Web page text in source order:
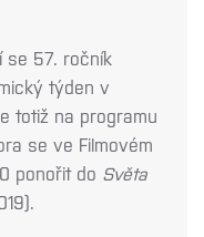
se 57. ročník
týden v
totiž na programu
se ve Filmovém
ponořit do Světa